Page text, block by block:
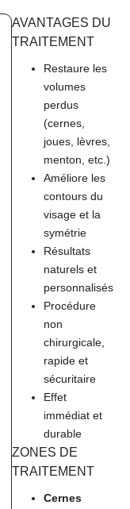
AVANTAGES DU
TRAITEMENT
Restaure les
volumes
perdus
(cernes,
joues, lèvres,
menton, etc.)
Améliore les
contours du
visage et la
symétrie
Résultats
naturels et
personnalisés
Procédure
non
chirurgicale,
rapide et
sécuritaire
Effet
immédiat et
durable
ZONES DE
TRAITEMENT
Cernes